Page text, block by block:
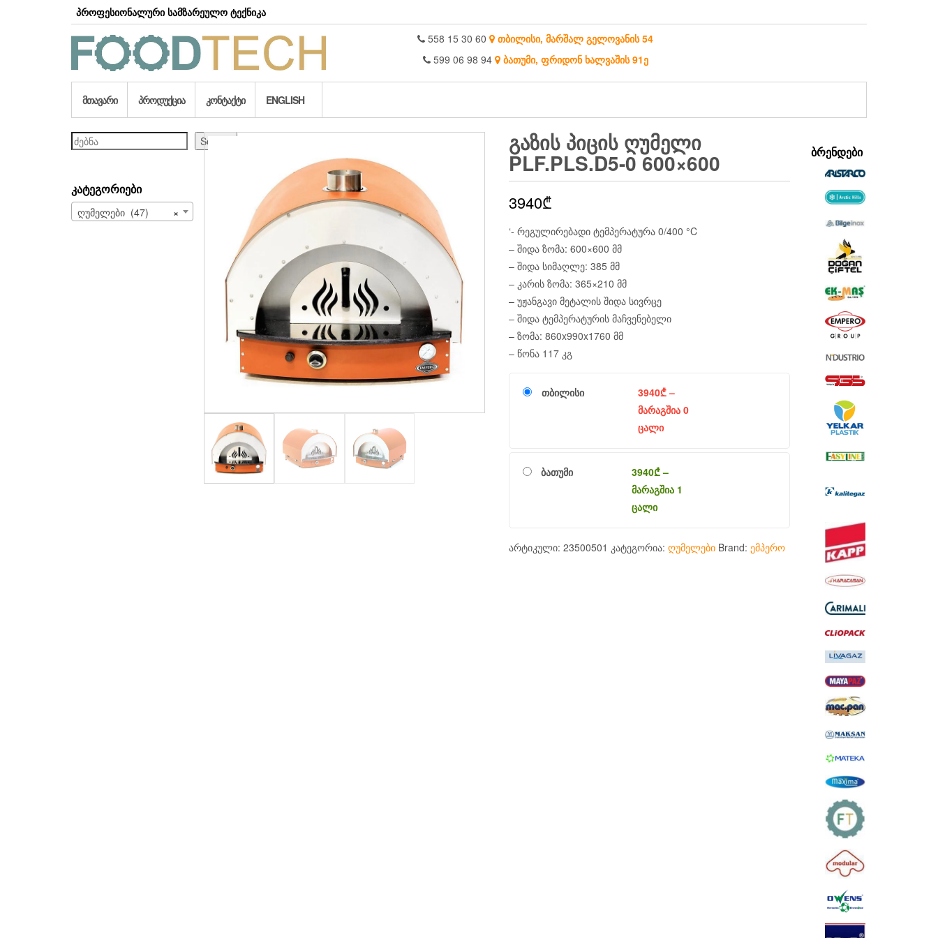
პროფესიონალური სამზარეულო ტექნიკა
558 15 30 60
თბილისი, მარშალ გელოვანის 54
599 06 98 94
ბათუმი, ფრიდონ ხალვაშის 91ე
ᲛᲗᲐᲕᲐᲠᲘ ᲞᲠᲝᲓᲣᲥᲪᲘᲐ ᲙᲝᲜᲢᲐᲥᲢᲘ ENGLISH
ძებნა Search
ᲙᲐᲢᲔᲒᲝᲠᲘᲔᲑᲘ
×
ღუმელები (47)
ᲒᲐᲖᲘᲡ ᲞᲘᲪᲘᲡ ᲦᲣᲛᲔᲚᲘ
PLF.PLS.D5-0 600×600
3940₾
‘- რეგულირებადი ტემპერატურა 0/400 °C
– შიდა ზომა: 600×600 მმ
– შიდა სიმაღლე: 385 მმ
– კარის ზომა: 365×210 მმ
– უჟანგავი მეტალის შიდა სივრცე
– შიდა ტემპერატურის მაჩვენებელი
– ზომა: 860x990x1760 მმ
– წონა 117 კგ
თბილისი 3940₾–
მარაგშია 0
ცალი
ბათუმი 3940₾–
მარაგშია 1
ცალი
არტიკული: 23500501 კატეგორია: ღუმელები Brand: ემპერო
ᲑᲠᲔᲜᲓᲔᲑᲘ